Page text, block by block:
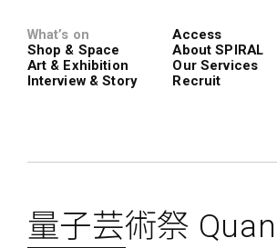
What’s on
Shop & Space
Art & Exhibition
Interview & Story
Access
About SPIRAL
Our Services
Recruit
量子芸術祭